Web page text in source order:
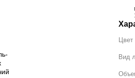
Цвет
Вид